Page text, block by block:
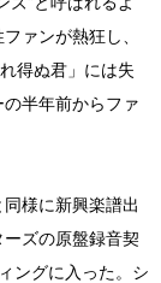
ァンが熱狂し、
得ぬ君」には失
半年前からファ
様に新興楽譜出
ズの原盤録音契
ングに入った。シ